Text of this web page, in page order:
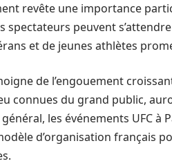
revête une importance
spectateurs peuvent
et de jeunes athlètes
de l’engouement
connues du grand public,
les événements UFC
d’organisation français